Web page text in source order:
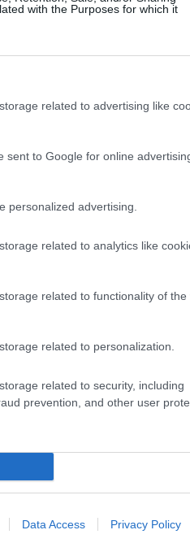
with the Purposes for which it
related to advertising like
sent to Google for online
personalized advertising.
related to analytics like
related to functionality of the
related to personalization.
related to security, including
prevention, and other user
Data Access Privacy Policy
χάλυβες, για τεράστια
Άριστη μόνωση με πυκνό